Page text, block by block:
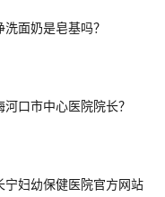
面奶是皂基吗？
口市中心医院院长？
妇幼保健医院官方网站